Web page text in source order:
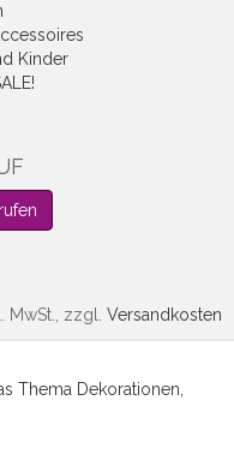
Kinder
MwSt., zzgl. Versandkosten
Thema Dekorationen,